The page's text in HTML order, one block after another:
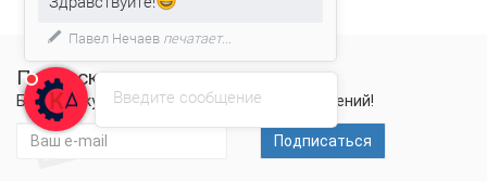
Подписка на новости
Будьте в курсе новых акций и спецпредложений!
Подписаться
Введите сообщение
Павел Нечаев печатает...